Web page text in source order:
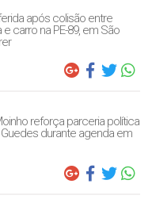
após colisão entre
carro na PE-89, em São
reforça parceria política
durante agenda em